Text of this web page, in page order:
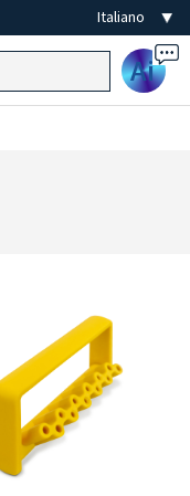
Ai